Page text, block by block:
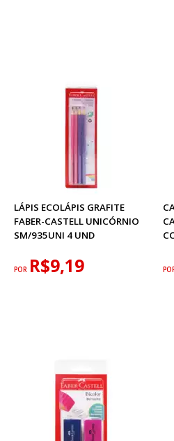
LÁPIS ECOLÁPIS GRAFITE
FABER-CASTELL UNICÓRNIO
SM/935UNI 4 UND
POR R$9,19